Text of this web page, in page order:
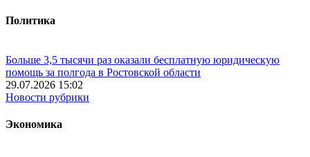
Политика
Больше 3,5 тысячи раз оказали бесплатную юридическую
помощь за полгода в Ростовской области
29.07.2026 15:02
Новости рубрики
Экономика